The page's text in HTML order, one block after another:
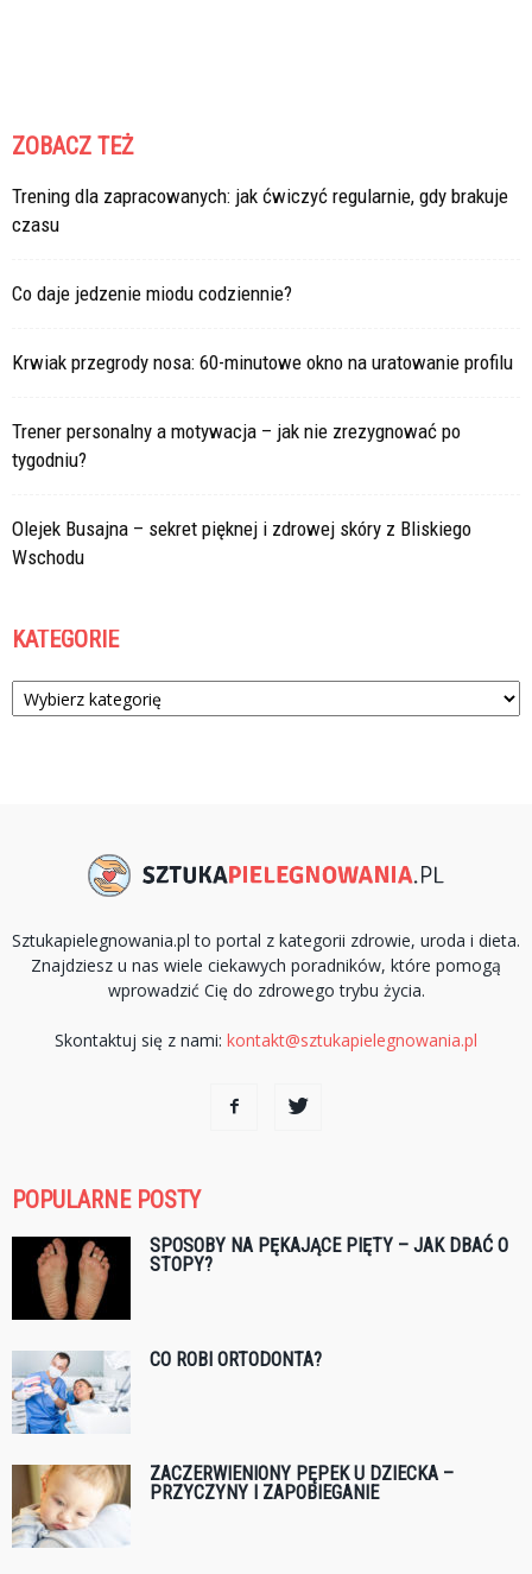
ZOBACZ TEŻ
Trening dla zapracowanych: jak ćwiczyć regularnie, gdy brakuje
czasu
Co daje jedzenie miodu codziennie?
Krwiak przegrody nosa: 60-minutowe okno na uratowanie profilu
Trener personalny a motywacja – jak nie zrezygnować po
tygodniu?
Olejek Busajna – sekret pięknej i zdrowej skóry z Bliskiego
Wschodu
KATEGORIE
Kategorie
Sztukapielegnowania.pl to portal z kategorii zdrowie, uroda i dieta.
Znajdziesz u nas wiele ciekawych poradników, które pomogą
wprowadzić Cię do zdrowego trybu życia.
Skontaktuj się z nami: kontakt@sztukapielegnowania.pl
POPULARNE POSTY
SPOSOBY NA PĘKAJĄCE PIĘTY – JAK DBAĆ O
STOPY?
CO ROBI ORTODONTA?
ZACZERWIENIONY PĘPEK U DZIECKA –
PRZYCZYNY I ZAPOBIEGANIE